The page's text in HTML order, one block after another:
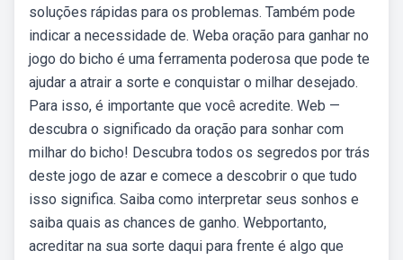
soluções rápidas para os problemas. Também pode
indicar a necessidade de. Weba oração para ganhar no
jogo do bicho é uma ferramenta poderosa que pode te
ajudar a atrair a sorte e conquistar o milhar desejado.
Para isso, é importante que você acredite. Web —
descubra o significado da oração para sonhar com
milhar do bicho! Descubra todos os segredos por trás
deste jogo de azar e comece a descobrir o que tudo
isso significa. Saiba como interpretar seus sonhos e
saiba quais as chances de ganho. Webportanto,
acreditar na sua sorte daqui para frente é algo que